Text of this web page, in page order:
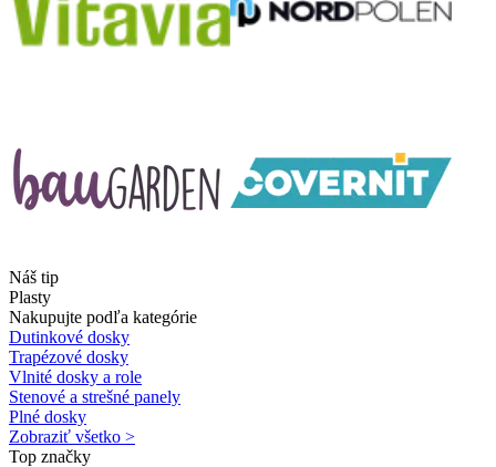
Náš tip
Plasty
Nakupujte podľa kategórie
Dutinkové dosky
Trapézové dosky
Vlnité dosky a role
Stenové a strešné panely
Plné dosky
Zobraziť všetko >
Top značky